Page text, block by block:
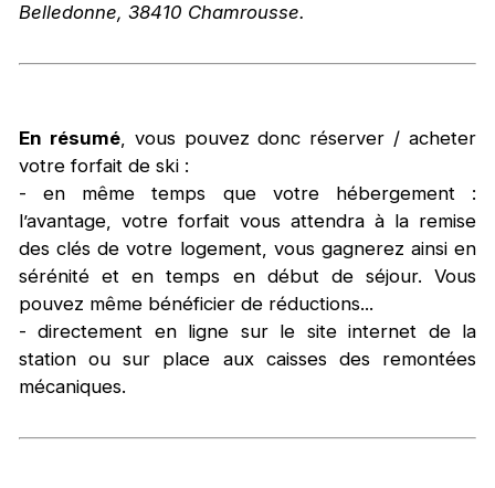
Belledonne, 38410 Chamrousse.
En résumé, vous pouvez donc réserver / acheter
votre forfait de ski :
- en même temps que votre hébergement :
l’avantage, votre forfait vous attendra à la remise
des clés de votre logement, vous gagnerez ainsi en
sérénité et en temps en début de séjour. Vous
pouvez même bénéficier de réductions...
- directement en ligne sur le site internet de la
station ou sur place aux caisses des remontées
mécaniques.